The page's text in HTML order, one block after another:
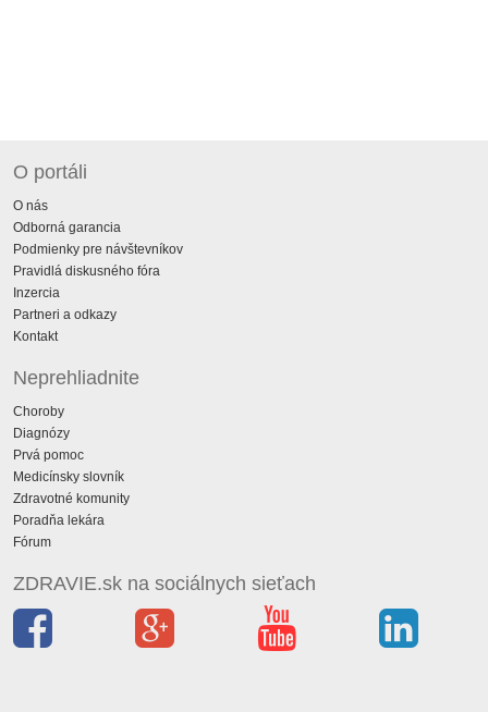
O portáli
O nás
Odborná garancia
Podmienky pre návštevníkov
Pravidlá diskusného fóra
Inzercia
Partneri a odkazy
Kontakt
Neprehliadnite
Choroby
Diagnózy
Prvá pomoc
Medicínsky slovník
Zdravotné komunity
Poradňa lekára
Fórum
ZDRAVIE.sk na sociálnych sieťach